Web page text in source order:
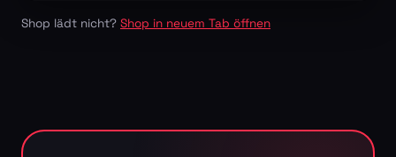
Shop lädt nicht? Shop in neuem Tab öffnen